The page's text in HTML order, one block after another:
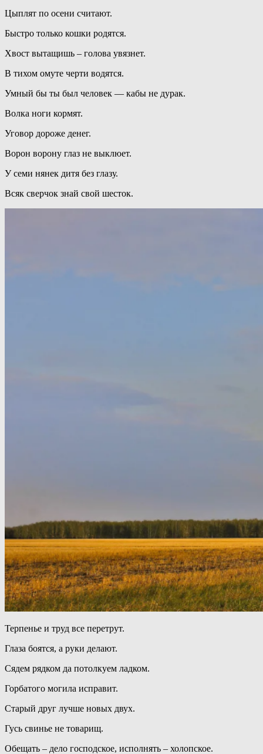
Цыплят по осени считают.
Быстро только кошки родятся.
Хвост вытащишь – голова увязнет.
В тихом омуте черти водятся.
Умный бы ты был человек — кабы не дурак.
Волка ноги кормят.
Уговор дороже денег.
Ворон ворону глаз не выклюет.
У семи нянек дитя без глазу.
Всяк сверчок знай свой шесток.
Терпенье и труд все перетрут.
Глаза боятся, а руки делают.
Сядем рядком да потолкуем ладком.
Горбатого могила исправит.
Старый друг лучше новых двух.
Гусь свинье не товарищ.
Обещать – дело господское, исполнять – холопское.